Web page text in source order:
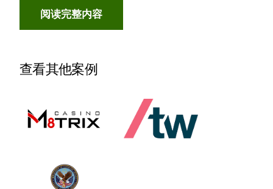
阅读完整内容
查看其他案例